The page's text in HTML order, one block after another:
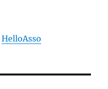
HelloAsso